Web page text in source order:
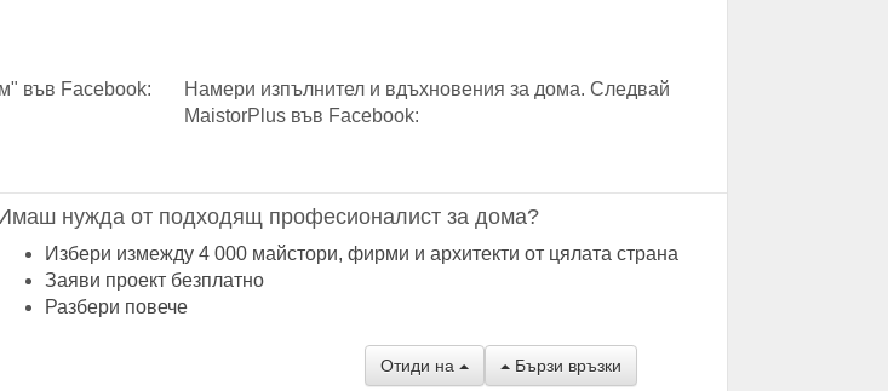
във Facebook:
Намери изпълнител и вдъхновения за дома. Следвай
MaistorPlus във Facebook:
нужда от подходящ професионалист за дома?
Избери измежду 4 000 майстори, фирми и архитекти от цялата страна
Заяви проект безплатно
Разбери повече
Отиди на Бързи връзки